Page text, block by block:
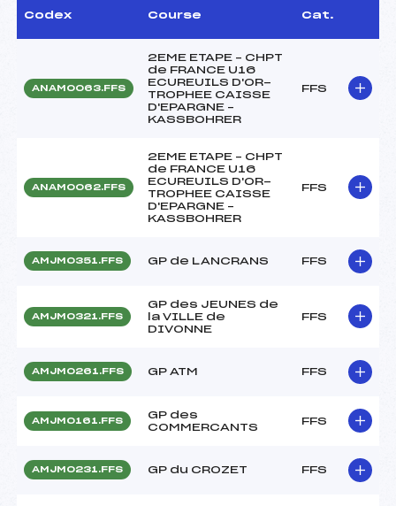
Codex Course Cat.
ANAM0063.FFS
2EME ETAPE – CHPT
de FRANCE U16
ECUREUILS D'OR-
TROPHEE CAISSE
D'EPARGNE –
KASSBOHRER
FFS
ANAM0062.FFS
2EME ETAPE – CHPT
de FRANCE U16
ECUREUILS D'OR-
TROPHEE CAISSE
D'EPARGNE –
KASSBOHRER
FFS
AMJM0351.FFS GP de LANCRANS FFS
AMJM0321.FFS
GP des JEUNES de
la VILLE de
DIVONNE
FFS
AMJM0261.FFS GP ATM FFS
AMJM0161.FFS
GP des
COMMERCANTS
FFS
AMJM0231.FFS GP du CROZET FFS